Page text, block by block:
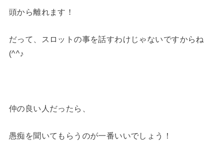
頭から離れます！
だって、スロットの事を話すわけじゃないですからね
(^^♪
仲の良い人だったら、
愚痴を聞いてもらうのが一番いいでしょう！